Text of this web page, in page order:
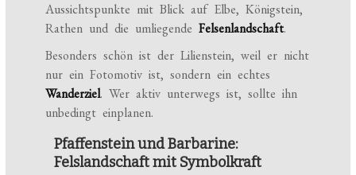
Aussichtspunkte mit Blick auf Elbe, Königstein,
Rathen und die umliegendeFelsenlandschaft.
Besonders schön ist der Lilienstein, weil er nicht
nur ein Fotomotiv ist, sondern ein echtes
Wanderziel. Wer aktiv unterwegs ist, sollte ihn
unbedingt einplanen.
Pfaffenstein und Barbarine:
Felslandschaft mit Symbolkraft